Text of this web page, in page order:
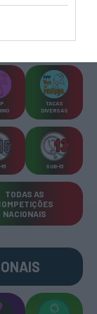
TAÇAS
DIVERSAS
SUB-13
TODAS AS
NACIONAIS